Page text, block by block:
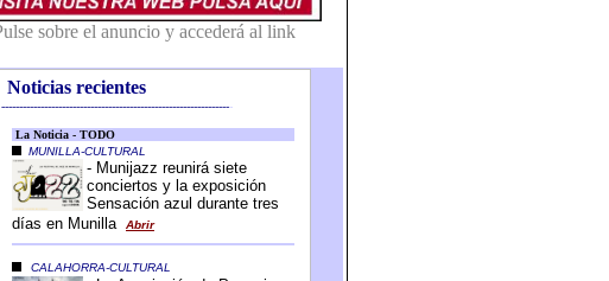
Noticias recientes
-----------------------------------------------------------------